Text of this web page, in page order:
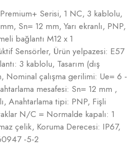
Premium+ Serisi, 1 NC, 3 kablolu,
Sn= 12 mm, Yarı ekranlı, PNP,
bağlantı M12 x 1
Sensörler, Ürün yelpazesi: E57
3 kablolu, Tasarım (dış
Nominal çalışma gerilimi: Ue= 6 -
mesafesi: Sn= 12 mm ,
Anahtarlama tipi: PNP, Fişli
N/C = Normalde kapalı: 1
çelik, Koruma Derecesi: IP67,
-5-2